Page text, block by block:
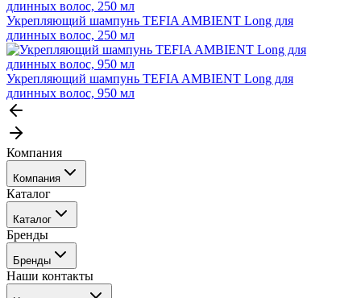
Укрепляющий шампунь TEFIA AMBIENT Long для
длинных волос, 250 мл
Укрепляющий шампунь TEFIA AMBIENT Long для
длинных волос, 950 мл
Компания
Компания
События
Покупателю
Каталог
Каталог
Профессиональные средства для окрашивания волос
Сервисные средства
Уход
Стайлинг
Бренды
Бренды
Tefia
Наши контакты